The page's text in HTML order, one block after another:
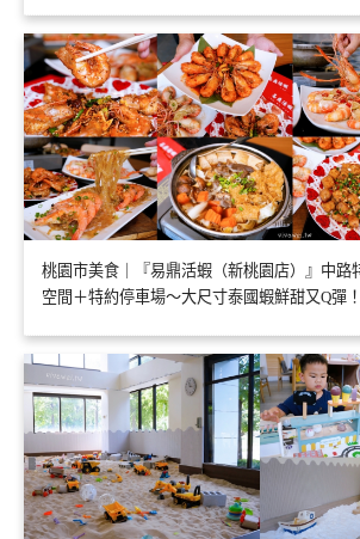
桃園市美食｜『易鼎活蝦（新桃園店）』中路
空間＋特約停車場～大尺寸泰國蝦鮮甜又Q彈！